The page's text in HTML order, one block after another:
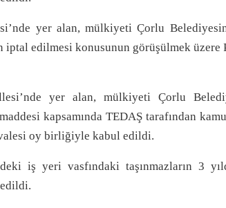
yer alan, mülkiyeti Çorlu
iptal edilmesi konusunun görüşülmek
yer alan, mülkiyeti Çorlu
kapsamında TEDAŞ tarafından
oy birliğiyle kabul edildi.
iş yeri vasfındaki taşınmazların 3